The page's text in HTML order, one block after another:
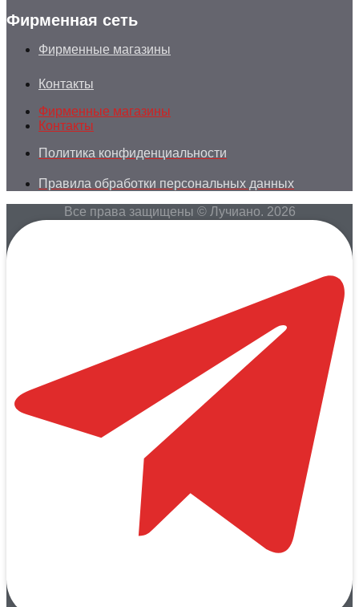
Фирменная сеть
Фирменные магазины
Контакты
Фирменные магазины
Контакты
Политика конфиденциальности
Правила обработки персональных данных
Все права защищены © Лучиано. 2026